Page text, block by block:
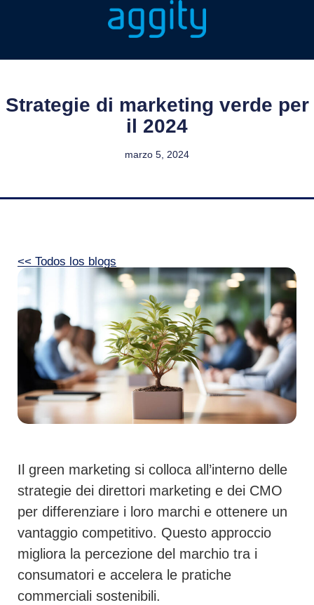
Strategie di marketing verde per
il 2024
marzo 5, 2024
<< Todos los blogs
Il green marketing si colloca all’interno delle
strategie dei direttori marketing e dei CMO
per differenziare i loro marchi e ottenere un
vantaggio competitivo. Questo approccio
migliora la percezione del marchio tra i
consumatori e accelera le pratiche
commerciali sostenibili.